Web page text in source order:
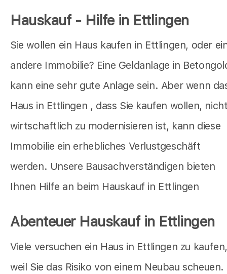
Hauskauf - Hilfe in Ettlingen
Sie wollen ein Haus kaufen in Ettlingen, oder
andere Immobilie? Eine Geldanlage in
kann eine sehr gute Anlage sein. Aber wenn
Haus in Ettlingen , dass Sie kaufen wollen,
wirtschaftlich zu modernisieren ist, kann diese
Immobilie ein erhebliches Verlustgeschäft
werden. Unsere Bausachverständigen bieten
Ihnen Hilfe an beim Hauskauf in Ettlingen
Abenteuer Hauskauf in Ettlingen
Viele versuchen ein Haus in Ettlingen zu kaufen,
weil Sie das Risiko von einem Neubau scheuen.